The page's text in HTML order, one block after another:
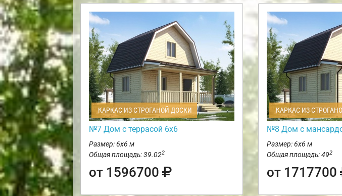
КАРКАС ИЗ СТРОГАНОЙ ДОСКИ
№7 Дом с террасой 6х6
Размер: 6х6 м
Общая площадь: 39.022
от 1596700
КАРКАС ИЗ
№8 Дом с
Размер: 6х6 м
Общая площадь: 492
от 1717700